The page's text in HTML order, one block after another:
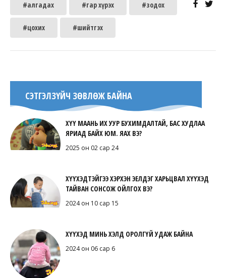
#алгадах #гар хүрэх #зодох
#цохих #шийтгэх
СЭТГЭЛЗҮЙЧ ЗӨВЛӨЖ БАЙНА
ХҮҮ МААНЬ ИХ УУР БУХИМДАЛТАЙ, БАС ХУДЛАА
ЯРИАД БАЙХ ЮМ. ЯАХ ВЭ?
2025 он 02 сар 24
ХҮҮХЭДТЭЙГЭЭ ХЭРХЭН ЭЕЛДЭГ ХАРЬЦВАЛ ХҮҮХЭД
ТАЙВАН СОНСОЖ ОЙЛГОХ ВЭ?
2024 он 10 сар 15
ХҮҮХЭД МИНЬ ХЭЛД ОРОЛГҮЙ УДАЖ БАЙНА
2024 он 06 сар 6